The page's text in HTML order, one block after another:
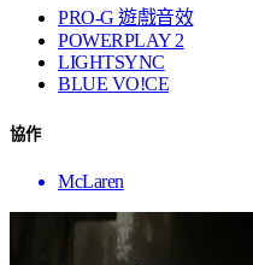
PRO-G 遊戲音效
POWERPLAY 2
LIGHTSYNC
BLUE VO!CE
協作
McLaren